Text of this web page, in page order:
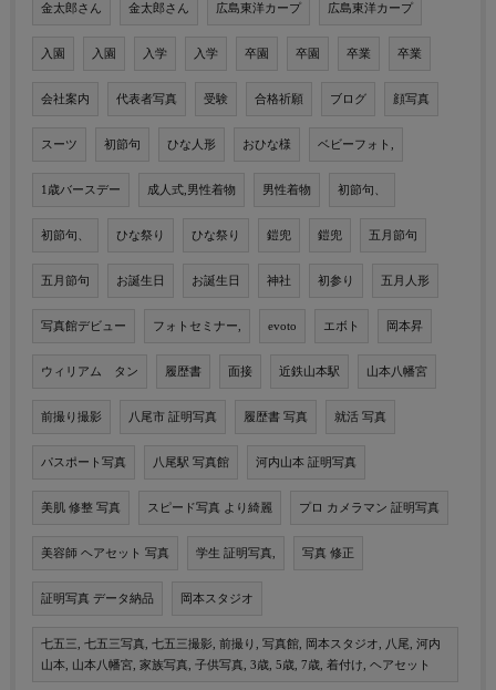
金太郎さん 金太郎さん 広島東洋カープ 広島東洋カープ
入園 入園 入学 入学 卒園 卒園 卒業 卒業
会社案内 代表者写真 受験 合格祈願 ブログ 顔写真
スーツ 初節句 ひな人形 おひな様 ベビーフォト,
1歳バースデー 成人式,男性着物 男性着物 初節句、
初節句、 ひな祭り ひな祭り 鎧兜 鎧兜 五月節句
五月節句 お誕生日 お誕生日 神社 初参り 五月人形
写真館デビュー フォトセミナー, evoto エボト 岡本昇
ウィリアム タン 履歴書 面接 近鉄山本駅 山本八幡宮
前撮り撮影 八尾市 証明写真 履歴書 写真 就活 写真
パスポート写真 八尾駅 写真館 河内山本 証明写真
美肌 修整 写真 スピード写真 より綺麗 プロ カメラマン 証明写真
美容師 ヘアセット 写真 学生 証明写真, 写真 修正
証明写真 データ納品 岡本スタジオ
七五三, 七五三写真, 七五三撮影, 前撮り, 写真館, 岡本スタジオ, 八尾, 河内
山本, 山本八幡宮, 家族写真, 子供写真, 3歳, 5歳, 7歳, 着付け, ヘアセット